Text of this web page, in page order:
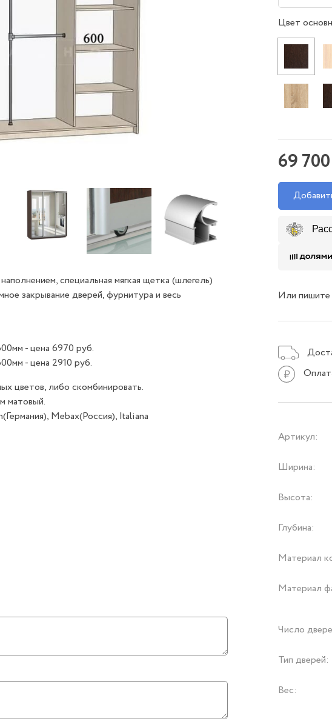
специальная мягкая щетка (шлегель)
закрывание дверей, фурнитура и весь
- цена 6970 руб.
- цена 2910 руб.
цветов, либо скомбинировать.
матовый.
Mebax(Россия), Italiana
Цвет
69
Или
Артикул:
Ширина:
Высота:
Глубина:
Материал
Материал
Число
Тип дверей:
Вес: